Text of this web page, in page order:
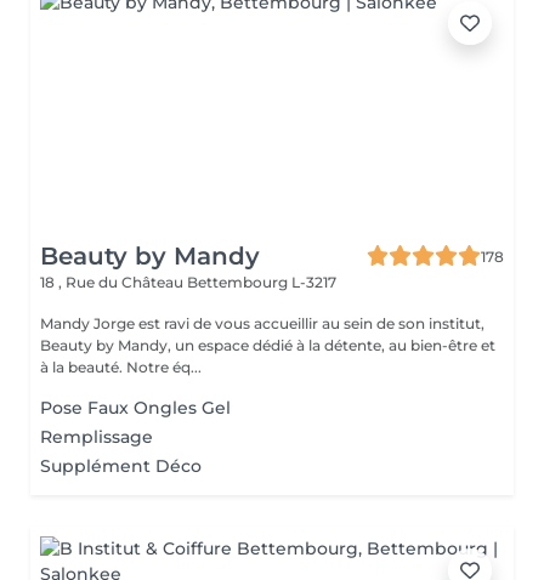
Beauty by Mandy
178
18 , Rue du Château Bettembourg L-3217
Mandy Jorge est ravi de vous accueillir au sein de son institut,
Beauty by Mandy, un espace dédié à la détente, au bien-être et
à la beauté. Notre éq...
Pose Faux Ongles Gel
Remplissage
Supplément Déco